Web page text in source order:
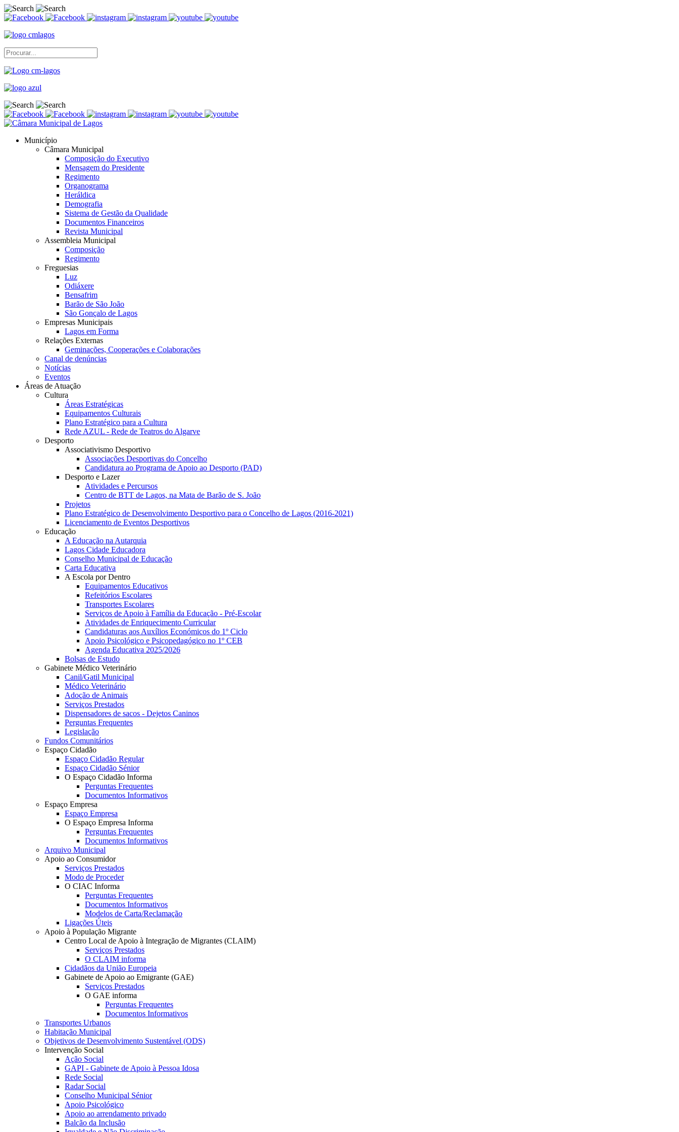
Município
Câmara Municipal
Composição do Executivo
Mensagem do Presidente
Regimento
Organograma
Heráldica
Demografia
Sistema de Gestão da Qualidade
Documentos Financeiros
Revista Municipal
Assembleia Municipal
Composição
Regimento
Freguesias
Luz
Odiáxere
Bensafrim
Barão de São João
São Gonçalo de Lagos
Empresas Municipais
Lagos em Forma
Relações Externas
Geminações, Cooperações e Colaborações
Canal de denúncias
Notícias
Eventos
Áreas de Atuação
Cultura
Áreas Estratégicas
Equipamentos Culturais
Plano Estratégico para a Cultura
Rede AZUL - Rede de Teatros do Algarve
Desporto
Associativismo Desportivo
Associações Desportivas do Concelho
Candidatura ao Programa de Apoio ao Desporto (PAD)
Desporto e Lazer
Atividades e Percursos
Centro de BTT de Lagos, na Mata de Barão de S. João
Projetos
Plano Estratégico de Desenvolvimento Desportivo para o Concelho de Lagos (2016-2021)
Licenciamento de Eventos Desportivos
Educação
A Educação na Autarquia
Lagos Cidade Educadora
Conselho Municipal de Educação
Carta Educativa
A Escola por Dentro
Equipamentos Educativos
Refeitórios Escolares
Transportes Escolares
Serviços de Apoio à Família da Educação - Pré-Escolar
Atividades de Enriquecimento Curricular
Candidaturas aos Auxílios Económicos do 1º Ciclo
Apoio Psicológico e Psicopedagógico no 1º CEB
Agenda Educativa 2025/2026
Bolsas de Estudo
Gabinete Médico Veterinário
Canil/Gatil Municipal
Médico Veterinário
Adoção de Animais
Serviços Prestados
Dispensadores de sacos - Dejetos Caninos
Perguntas Frequentes
Legislação
Fundos Comunitários
Espaço Cidadão
Espaço Cidadão Regular
Espaço Cidadão Sénior
O Espaço Cidadão Informa
Perguntas Frequentes
Documentos Informativos
Espaço Empresa
Espaço Empresa
O Espaço Empresa Informa
Perguntas Frequentes
Documentos Informativos
Arquivo Municipal
Apoio ao Consumidor
Serviços Prestados
Modo de Proceder
O CIAC Informa
Perguntas Frequentes
Documentos Informativos
Modelos de Carta/Reclamação
Ligações Úteis
Apoio à População Migrante
Centro Local de Apoio à Integração de Migrantes (CLAIM)
Serviços Prestados
O CLAIM informa
Cidadãos da União Europeia
Gabinete de Apoio ao Emigrante (GAE)
Serviços Prestados
O GAE informa
Perguntas Frequentes
Documentos Informativos
Transportes Urbanos
Habitação Municipal
Objetivos de Desenvolvimento Sustentável (ODS)
Intervenção Social
Ação Social
GAPI - Gabinete de Apoio à Pessoa Idosa
Rede Social
Radar Social
Conselho Municipal Sénior
Apoio Psicológico
Apoio ao arrendamento privado
Balcão da Inclusão